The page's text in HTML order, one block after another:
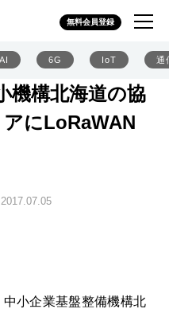
無料会員登録
AI 6G IoT 通
機構北海道の協
にLoRaWAN
2017.07.05
小企業基盤整備機構北